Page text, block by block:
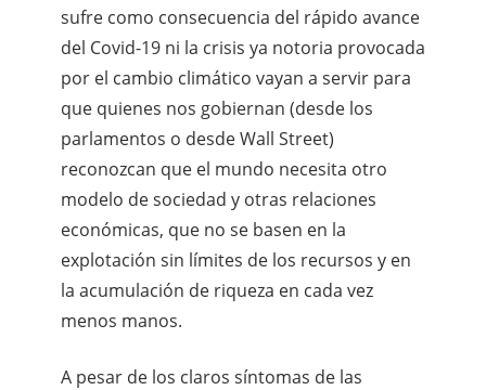
sufre como consecuencia del rápido avance
del Covid-19 ni la crisis ya notoria provocada
por el cambio climático vayan a servir para
que quienes nos gobiernan (desde los
parlamentos o desde Wall Street)
reconozcan que el mundo necesita otro
modelo de sociedad y otras relaciones
económicas, que no se basen en la
explotación sin límites de los recursos y en
la acumulación de riqueza en cada vez
menos manos.
A pesar de los claros síntomas de las